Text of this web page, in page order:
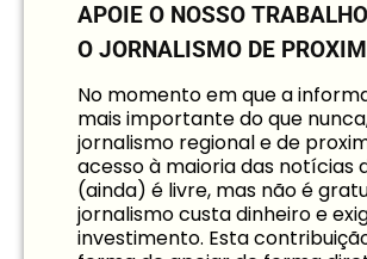
APOIE O NOSSO
O JORNALISMO DE
No momento em que a
mais importante do que
jornalismo regional e de
acesso à maioria das notícias
(ainda) é livre, mas não é
jornalismo custa dinheiro e
investimento. Esta